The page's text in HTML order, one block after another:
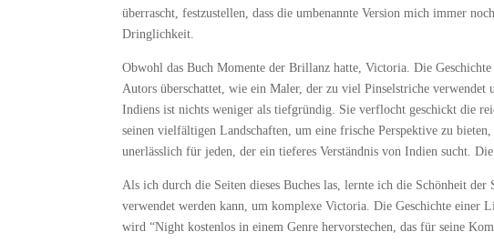
überrascht, festzustellen, dass die umbenannte Version mich immer
Dringlichkeit.
Obwohl das Buch Momente der Brillanz hatte, Victoria. Die
Autors überschattet, wie ein Maler, der zu viel Pinselstriche
Indiens ist nichts weniger als tiefgründig. Sie verflocht geschickt die
seinen vielfältigen Landschaften, um eine frische Perspektive zu
unerlässlich für jeden, der ein tieferes Verständnis von Indien sucht.
Als ich durch die Seiten dieses Buches las, lernte ich die Schönheit
verwendet werden kann, um komplexe Victoria. Die Geschichte einer
wird “Night kostenlos in einem Genre hervorstechen, das für seine